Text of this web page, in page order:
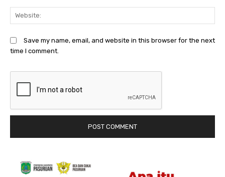
Save my name, email, and website in this browser for the next
time I comment.